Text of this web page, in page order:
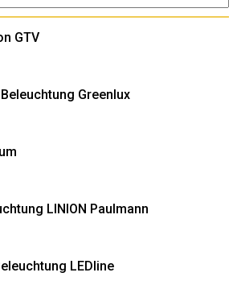
GTV
Greenlux
LINION Paulmann
LEDline